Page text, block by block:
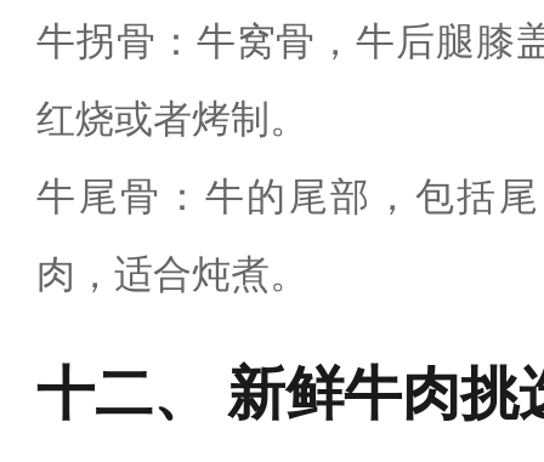
牛拐骨：牛窝骨，牛后腿膝
红烧或者烤制。
牛尾骨：牛的尾部，包括
肉，适合炖煮。
新鲜牛肉挑